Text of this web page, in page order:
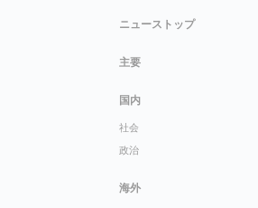
ニューストップ
主要
国内
社会
政治
海外